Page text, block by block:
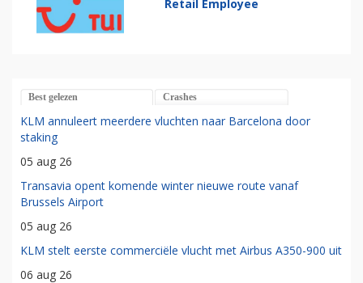
Retail Employee
Best gelezen Crashes
KLM annuleert meerdere vluchten naar Barcelona door
staking
05 aug 26
Transavia opent komende winter nieuwe route vanaf
Brussels Airport
05 aug 26
KLM stelt eerste commerciële vlucht met Airbus A350-900 uit
06 aug 26